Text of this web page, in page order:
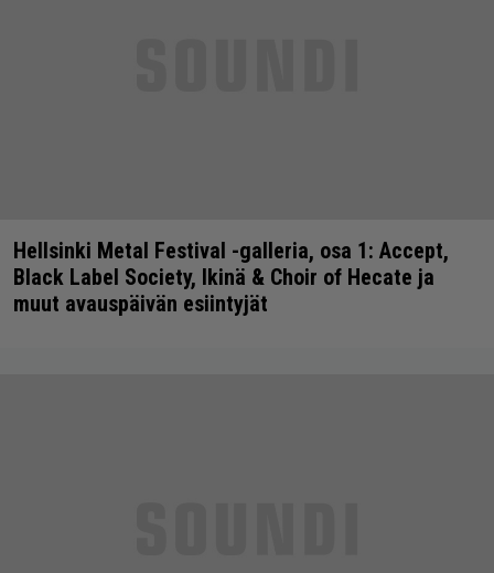
Hellsinki Metal Festival -galleria, osa 1: Accept,
Black Label Society, Ikinä & Choir of Hecate ja
muut avauspäivän esiintyjät